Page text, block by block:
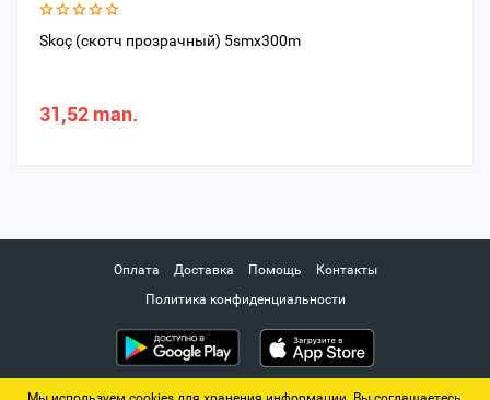
Skoç (скотч прозрачный) 5smx300m
31,52 man.
Оплата Доставка Помощь
Контакты
Политика конфиденциальности